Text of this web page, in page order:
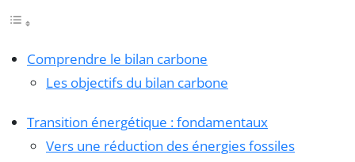
Comprendre le bilan carbone
Les objectifs du bilan carbone
Transition énergétique : fondamentaux
Vers une réduction des énergies fossiles